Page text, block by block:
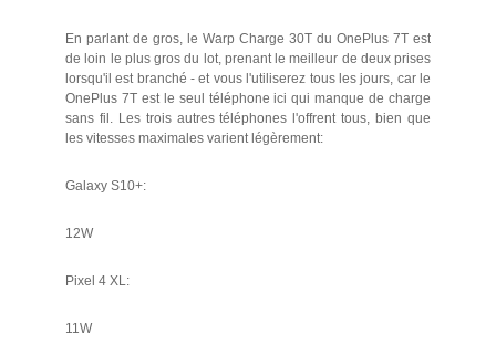
En parlant de gros, le Warp Charge 30T du OnePlus 7T est
de loin le plus gros du lot, prenant le meilleur de deux prises
lorsqu'il est branché - et vous l'utiliserez tous les jours, car le
OnePlus 7T est le seul téléphone ici qui manque de charge
sans fil. Les trois autres téléphones l'offrent tous, bien que
les vitesses maximales varient légèrement:
Galaxy S10+:
12W
Pixel 4 XL:
11W